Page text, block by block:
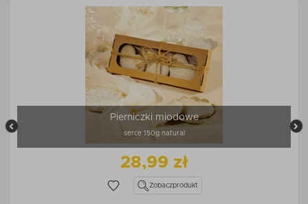
Pierniczki miodowe
serce 150g natural
28,99 zł
Zobaczprodukt